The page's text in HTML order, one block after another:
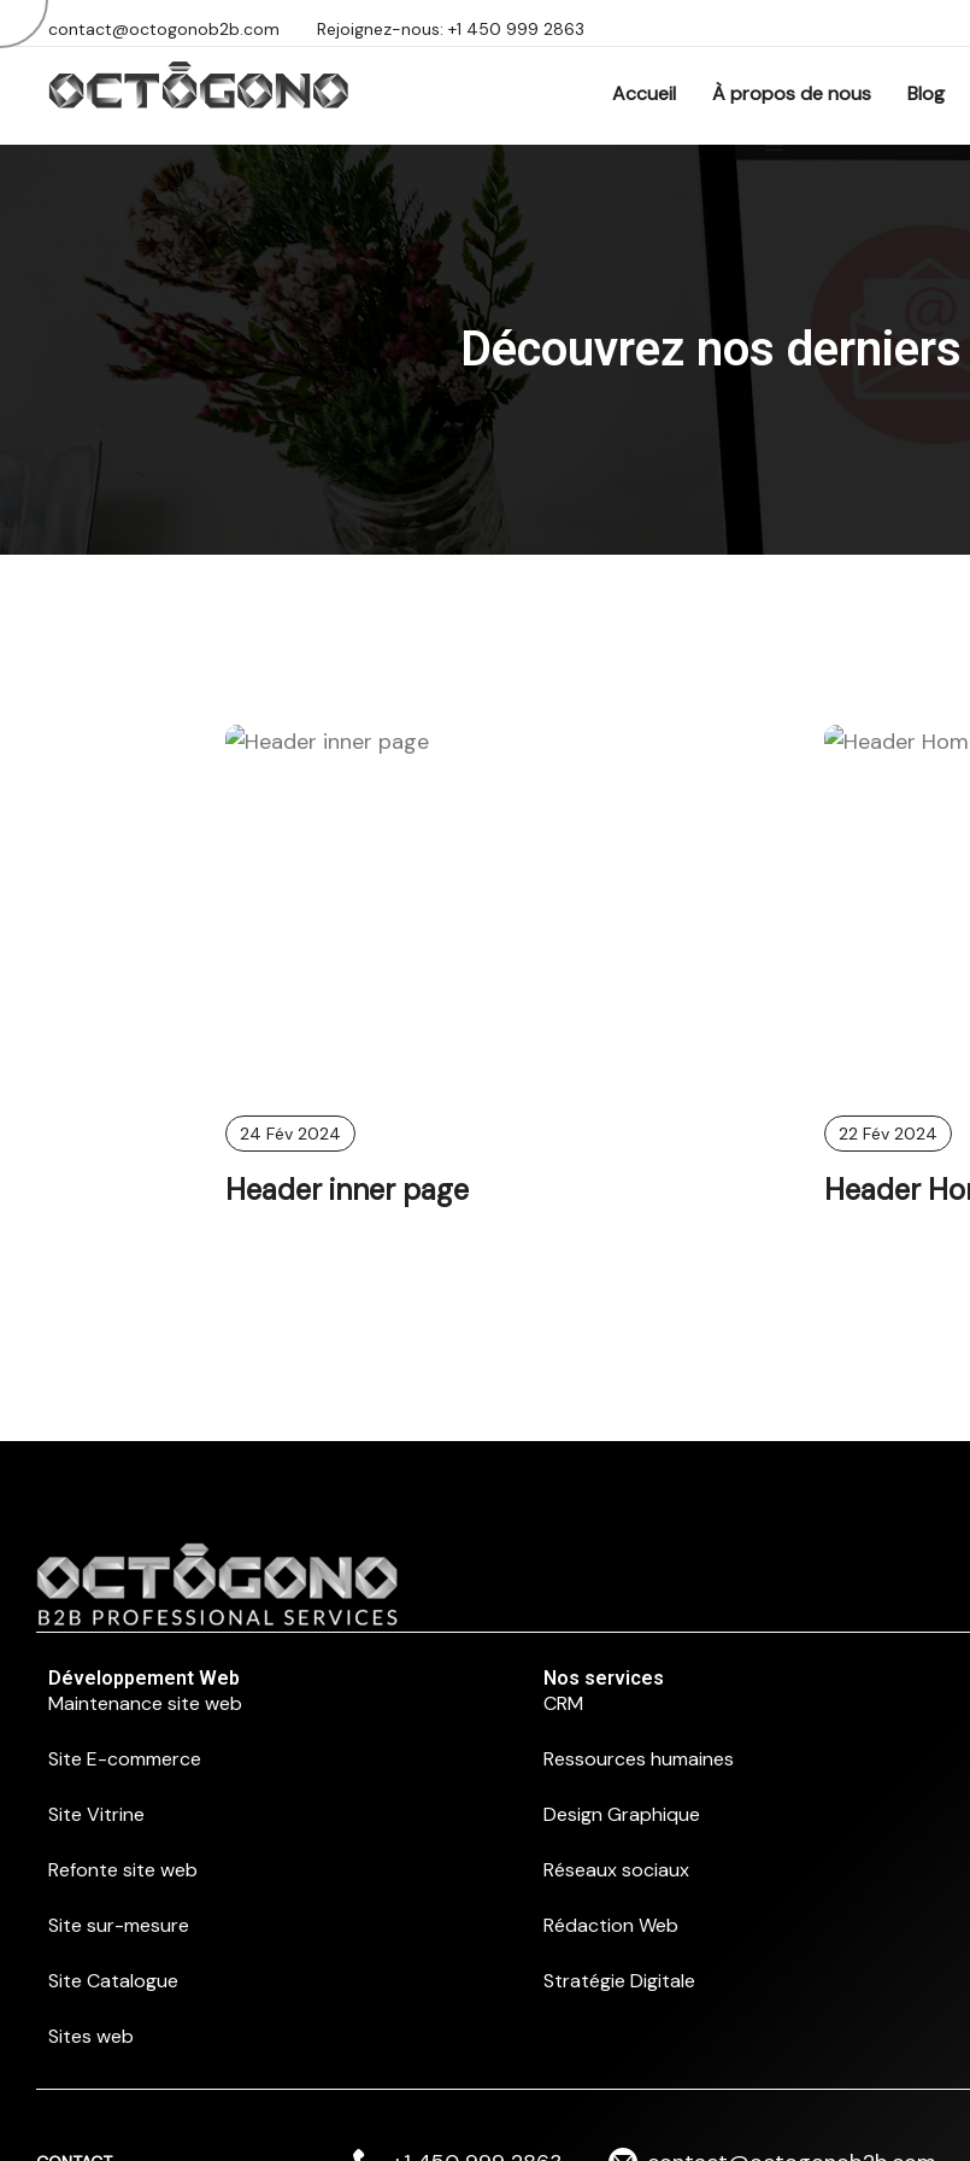
contact@octogonob2b.com Rejoignez-nous: +1 450 999 2863
Accueil À propos de nous Blog
Découvrez nos
24 Fév 2024
Header inner page
22 Fév 2024
Header
Développement Web
Maintenance site web
Site E-commerce
Site Vitrine
Refonte site web
Site sur-mesure
Site Catalogue
Sites web
Nos services
CRM
Ressources humaines
Design Graphique
Réseaux sociaux
Rédaction Web
Stratégie Digitale